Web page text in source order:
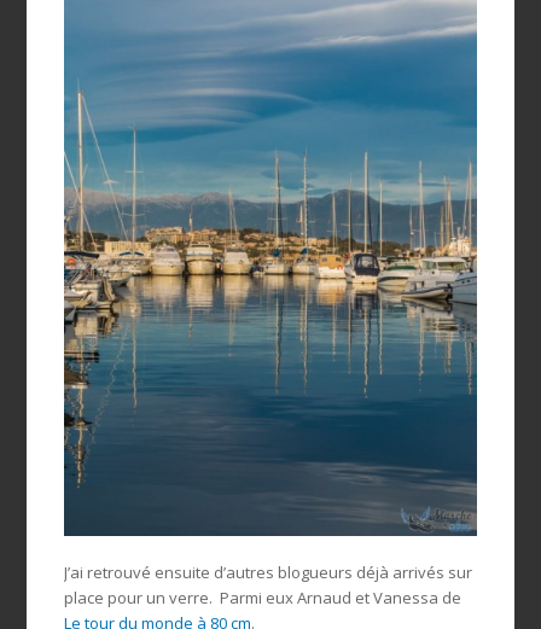
J’ai retrouvé ensuite d’autres blogueurs déjà arrivés sur
place pour un verre. Parmi eux Arnaud et Vanessa de
Le tour du monde à 80 cm.